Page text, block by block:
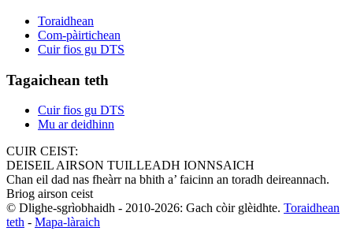
Toraidhean
Com-pàirtichean
Cuir fios gu DTS
Tagaichean teth
Cuir fios gu DTS
Mu ar deidhinn
CUIR CEIST:
DEISEIL AIRSON TUILLEADH IONNSAICH
Chan eil dad nas fheàrr na bhith a’ faicinn an toradh deireannach.
Briog airson ceist
© Dlighe-sgrìobhaidh - 2010-2026: Gach còir glèidhte. Toraidhean
teth - Mapa-làraich